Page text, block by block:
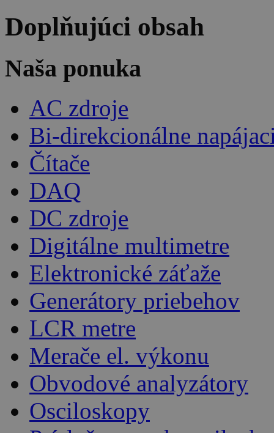
Doplňujúci obsah
Naša ponuka
AC zdroje
Bi-direkcionálne
Čítače
DAQ
DC zdroje
Digitálne multimetre
Elektronické záťaže
Generátory priebehov
LCR metre
Merače el. výkonu
Obvodové analyzátory
Osciloskopy